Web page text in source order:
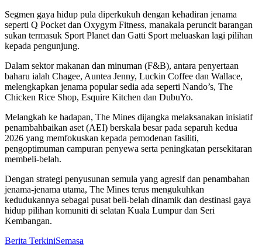
Segmen gaya hidup pula diperkukuh dengan kehadiran jenama
seperti Q Pocket dan Oxygym Fitness, manakala peruncit barangan
sukan termasuk Sport Planet dan Gatti Sport meluaskan lagi pilihan
kepada pengunjung.
Dalam sektor makanan dan minuman (F&B), antara penyertaan
baharu ialah Chagee, Auntea Jenny, Luckin Coffee dan Wallace,
melengkapkan jenama popular sedia ada seperti Nando’s, The
Chicken Rice Shop, Esquire Kitchen dan DubuYo.
Melangkah ke hadapan, The Mines dijangka melaksanakan inisiatif
penambahbaikan aset (AEI) berskala besar pada separuh kedua
2026 yang memfokuskan kepada pemodenan fasiliti,
pengoptimuman campuran penyewa serta peningkatan persekitaran
membeli-belah.
Dengan strategi penyusunan semula yang agresif dan penambahan
jenama-jenama utama, The Mines terus mengukuhkan
kedudukannya sebagai pusat beli-belah dinamik dan destinasi gaya
hidup pilihan komuniti di selatan Kuala Lumpur dan Seri
Kembangan.
Berita TerkiniSemasa